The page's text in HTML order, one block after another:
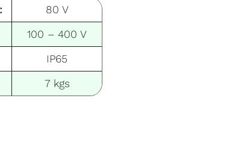
80 V
100 – 400 V
IP65
7 kgs